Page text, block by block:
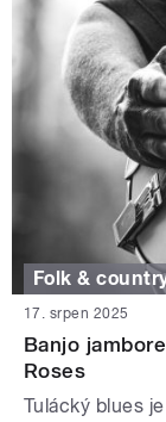
Folk &
17. srpen 2025
Banjo
Roses
Tulácký blues